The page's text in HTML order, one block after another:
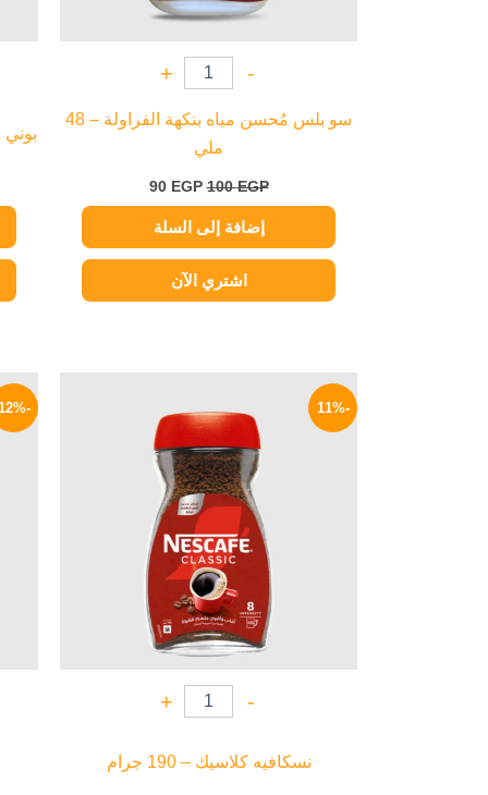
-
+
سو بلس مُحسن مياه بنكهة الفراولة – 48
ملي
100EGP
90 EGP
إضافة إلى السلة
اشتري الآن
بوني
-11%
-
+
نسكافيه كلاسيك – 190 جرام
هو:
-12%